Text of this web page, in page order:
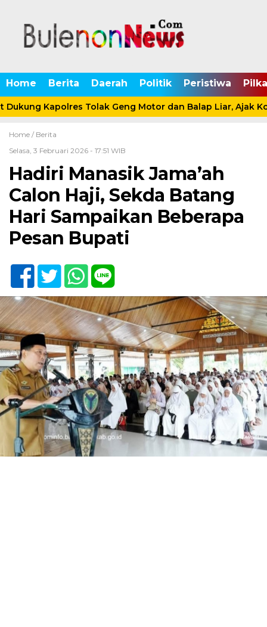
Home Berita Daerah Politik Peristiwa
Kapolres Tolak Geng Motor dan Balap Liar, Ajak
Home / Berita
Selasa, 3 Februari 2026 - 17:51 WIB
Hadiri Manasik Jama’ah
Calon Haji, Sekda Batang
Hari Sampaikan Beberapa
Pesan Bupati